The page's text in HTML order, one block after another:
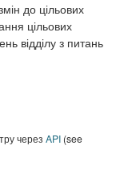
до цільових
цільових
відділу з питань
через API (see